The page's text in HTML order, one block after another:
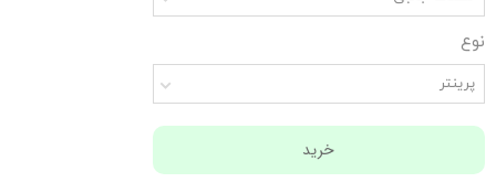
نوع
پرینتر
خرید